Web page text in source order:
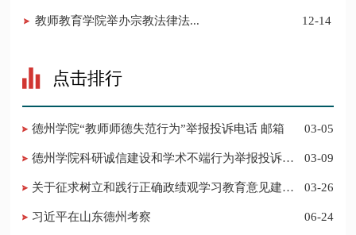
​教师教育学院举办宗教法律法... 12-14
点击排行
德州学院“教师师德失范行为”举报投诉电话 邮箱 03-05
德州学院科研诚信建设和学术不端行为举报投诉电
03-09
03-26
习近平在山东德州考察 06-24